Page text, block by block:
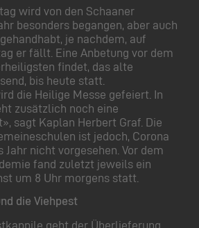
wird von den Schaaner
besonders begangen, aber auch
je nachdem, auf
er fällt. Eine Anbetung vor dem
findet, das alte
bis heute statt.
die Heilige Messe gefeiert. In
zusätzlich noch eine
sagt Kaplan Herbert Graf. Die
ist jedoch, Corona
Jahr nicht vorgesehen. Vor dem
fand zuletzt jeweils ein
um 8 Uhr morgens statt.
die Viehpest
geht der Überlieferung